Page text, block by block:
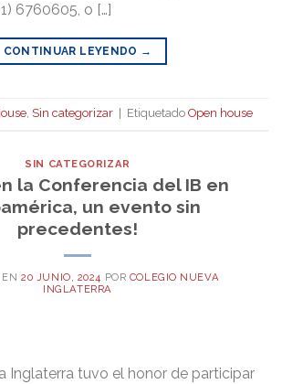
6760605, o […]
CONTINUAR LEYENDO →
, Sin categorizar Etiquetado Open house
SIN CATEGORIZAR
la Conferencia del IB en
un evento sin
precedentes!
EN20 JUNIO, 2024 POR COLEGIO NUEVA
INGLATERRA
Inglaterra tuvo el honor de participar